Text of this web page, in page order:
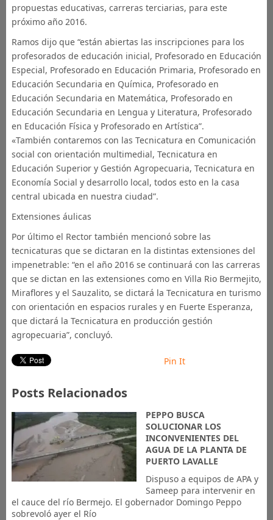
propuestas educativas, carreras terciarias, para este
próximo año 2016.
Ramos dijo que “están abiertas las inscripciones para los
profesorados de educación inicial, Profesorado en Educación
Especial, Profesorado en Educación Primaria, Profesorado en
Educación Secundaria en Química, Profesorado en
Educación Secundaria en Matemática, Profesorado en
Educación Secundaria en Lengua y Literatura, Profesorado
en Educación Física y Profesorado en Artística”.
«También contaremos con las Tecnicatura en Comunicación
social con orientación multimedial, Tecnicatura en
Educación Superior y Gestión Agropecuaria, Tecnicatura en
Economía Social y desarrollo local, todos esto en la casa
central ubicada en nuestra ciudad”.
Extensiones áulicas
Por último el Rector también mencionó sobre las
tecnicaturas que se dictaran en la distintas extensiones del
impenetrable: “en el año 2016 se continuará con las carreras
que se dictan en las extensiones como en Villa Rio Bermejito,
Miraflores y el Sauzalito, se dictará la Tecnicatura en turismo
con orientación en espacios rurales y en Fuerte Esperanza,
que dictará la Tecnicatura en producción gestión
agropecuaria”, concluyó.
Pin It
Posts Relacionados
PEPPO BUSCA
SOLUCIONAR LOS
INCONVENIENTES DEL
AGUA DE LA PLANTA DE
PUERTO LAVALLE
Dispuso a equipos de APA y
Sameep para intervenir en
el cauce del río Bermejo. El gobernador Domingo Peppo
sobrevoló ayer el Río